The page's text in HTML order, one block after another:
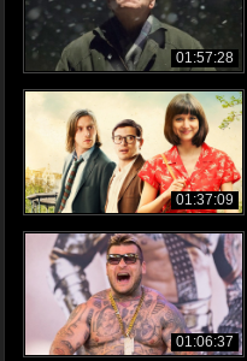
01:57:28
01:37:09
01:06:37